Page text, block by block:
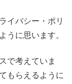
イバシー・ポリ
うに思います。
で考えていま
もらえるように